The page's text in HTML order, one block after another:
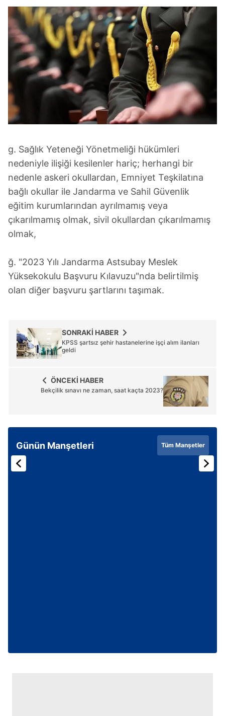
ilgili mevzuata uygun olarak kullanılan çerezlerle ilgili bilgi
almak için lütfentıklayınız .
g. Sağlık Yeteneği Yönetmeliği hükümleri
nedeniyle ilişiği kesilenler hariç; herhangi bir
nedenle askeri okullardan, Emniyet Teşkilatına
bağlı okullar ile Jandarma ve Sahil Güvenlik
eğitim kurumlarından ayrılmamış veya
çıkarılmamış olmak, sivil okullardan çıkarılmamış
olmak,
ğ. "2023 Yılı Jandarma Astsubay Meslek
Yüksekokulu Başvuru Kılavuzu"nda belirtilmiş
olan diğer başvuru şartlarını taşımak.
SONRAKİ HABER
KPSS şartsız şehir hastanelerine işçi alım ilanları
geldi
ÖNCEKİ HABER
Bekçilik sınavı ne zaman, saat kaçta 2023?
Günün Manşetleri Tüm Manşetler